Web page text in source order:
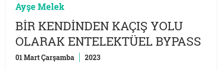
Ayşe Melek
BİR KENDİNDEN KAÇIŞ YOLU
OLARAK ENTELEKTÜEL BYPASS
01 Mart Çarşamba 2023